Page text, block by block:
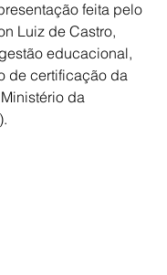
feita pelo
Luiz de Castro,
gestão educacional,
de certificação da
da